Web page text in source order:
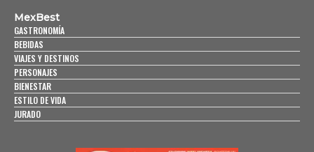
MexBest
GASTRONOMÍA
BEBIDAS
VIAJES Y DESTINOS
PERSONAJES
BIENESTAR
ESTILO DE VIDA
JURADO